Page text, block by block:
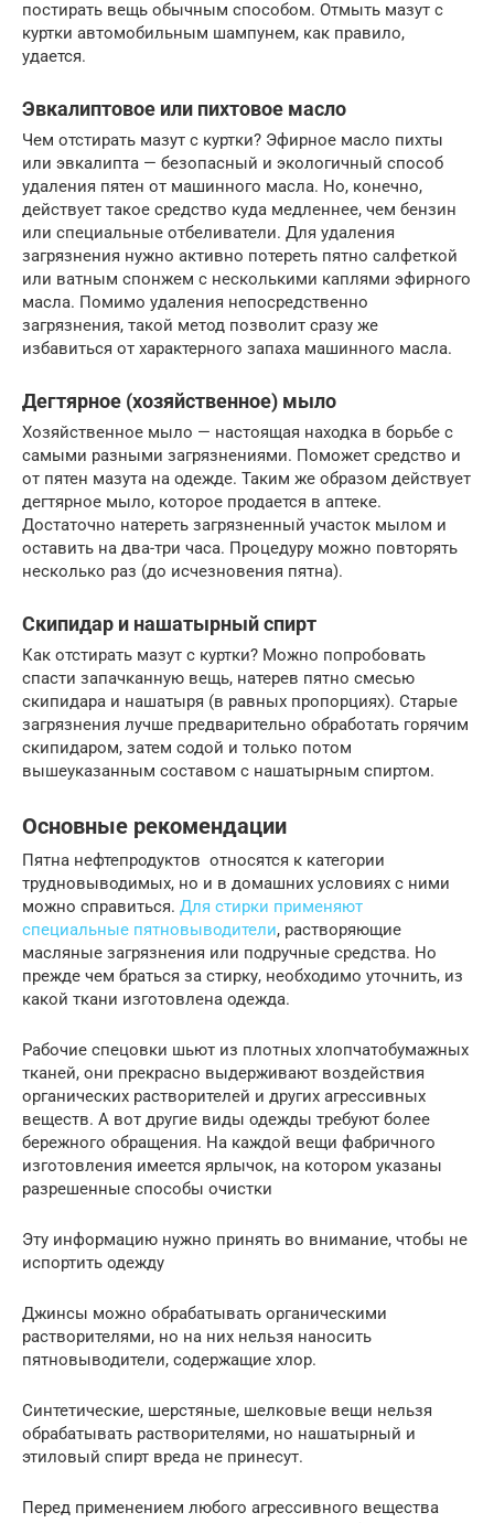
постирать вещь обычным способом. Отмыть мазут с
куртки автомобильным шампунем, как правило,
удается.
Эвкалиптовое или пихтовое масло
Чем отстирать мазут с куртки? Эфирное масло пихты
или эвкалипта — безопасный и экологичный способ
удаления пятен от машинного масла. Но, конечно,
действует такое средство куда медленнее, чем бензин
или специальные отбеливатели. Для удаления
загрязнения нужно активно потереть пятно салфеткой
или ватным спонжем с несколькими каплями эфирного
масла. Помимо удаления непосредственно
загрязнения, такой метод позволит сразу же
избавиться от характерного запаха машинного масла.
Дегтярное (хозяйственное) мыло
Хозяйственное мыло — настоящая находка в борьбе с
самыми разными загрязнениями. Поможет средство и
от пятен мазута на одежде. Таким же образом действует
дегтярное мыло, которое продается в аптеке.
Достаточно натереть загрязненный участок мылом и
оставить на два-три часа. Процедуру можно повторять
несколько раз (до исчезновения пятна).
Скипидар и нашатырный спирт
Как отстирать мазут с куртки? Можно попробовать
спасти запачканную вещь, натерев пятно смесью
скипидара и нашатыря (в равных пропорциях). Старые
загрязнения лучше предварительно обработать горячим
скипидаром, затем содой и только потом
вышеуказанным составом с нашатырным спиртом.
Основные рекомендации
Пятна нефтепродуктов относятся к категории
трудновыводимых, но и в домашних условиях с ними
можно справиться. Для стирки применяют
специальные пятновыводители, растворяющие
масляные загрязнения или подручные средства. Но
прежде чем браться за стирку, необходимо уточнить, из
какой ткани изготовлена одежда.
Рабочие спецовки шьют из плотных хлопчатобумажных
тканей, они прекрасно выдерживают воздействия
органических растворителей и других агрессивных
веществ. А вот другие виды одежды требуют более
бережного обращения. На каждой вещи фабричного
изготовления имеется ярлычок, на котором указаны
разрешенные способы очистки
Эту информацию нужно принять во внимание, чтобы не
испортить одежду
Джинсы можно обрабатывать органическими
растворителями, но на них нельзя наносить
пятновыводители, содержащие хлор.
Синтетические, шерстяные, шелковые вещи нельзя
обрабатывать растворителями, но нашатырный и
этиловый спирт вреда не принесут.
Перед применением любого агрессивного вещества